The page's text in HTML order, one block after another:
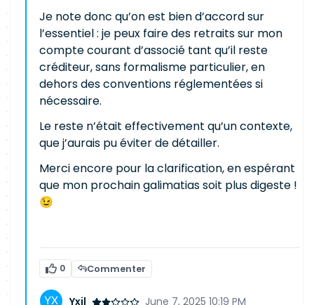
Je note donc qu’on est bien d’accord sur
l’essentiel : je peux faire des retraits sur mon
compte courant d’associé tant qu’il reste
créditeur, sans formalisme particulier, en
dehors des conventions réglementées si
nécessaire.
Le reste n’était effectivement qu’un contexte,
que j’aurais pu éviter de détailler.
Merci encore pour la clarification, en espérant
que mon prochain galimatias soit plus digeste !
😉
0 Commenter
Yxil June 7, 2025 10:19 PM